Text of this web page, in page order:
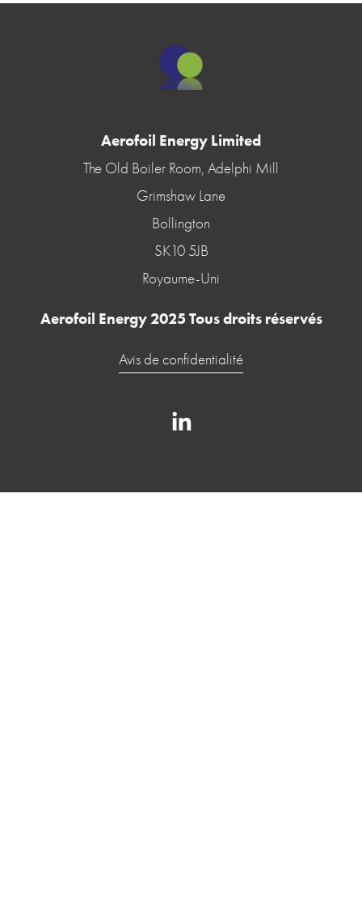
Aerofoil Energy Limited
The Old Boiler Room, Adelphi Mill
Grimshaw Lane
Bollington
SK10 5JB
Royaume-Uni
Aerofoil Energy 2025 Tous droits réservés
Avis de confidentialité